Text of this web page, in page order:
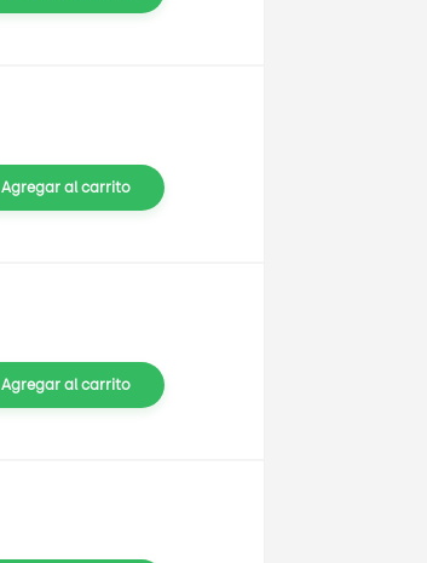
Agregar al carrito
Agregar al carrito